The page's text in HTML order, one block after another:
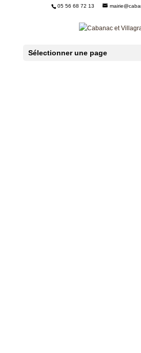
05 56 68 72 13
Sélectionner une page